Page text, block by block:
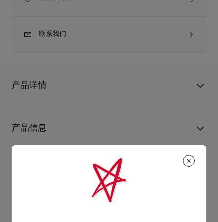
联系我们
产品详情
工艺。托特包以黑色粒面小牛皮制造，以特色金属铆钉围绕手
柄，并配上夺目的运动鞋底袋底和Loubi红色衬里，演绎经典
- 2条12公分手柄，可用作手提包
- 1条可调校长度的肩带(11至12.4公分)，可用作肩背包或斜挎包
产品信息
170mm x 240mm x 100mm
只要好好爱护，便能历久常新。不论您的Christian Louboutin皮